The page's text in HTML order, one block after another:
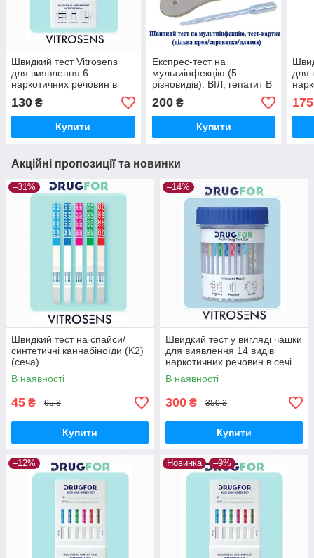
Швидкий тест Vitrosens
для виявлення 6
наркотичних речовин в
сечі
130 ₴
Купити
Експрес-тест на
мультиінфекцію (5
різновидів): ВІЛ, гепатит В
(HBsAg), гепатит В
(HBcAb), гепатит С,
сифіліс
200₴
Купити
для
сечі
175
Акційні пропозиції та новинки
–31%
Швидкий тест на спайси/
синтетичні каннабіноїди (K2)
(сеча)
В наявності
45 ₴ 65 ₴
Купити
–14%
Швидкий тест у вигляді чашки
для виявлення 14 видів
наркотичних речовин в сечі
В наявності
300 ₴ 350 ₴
Купити
–12% Новинка –9%